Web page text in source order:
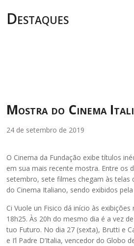
Destaques
Mostra do Cinema
24 de setembro de 2019
O Cinema da Fundação exibe títulos
em sua mais recente mostra. Entre os
setembro, sete filmes chegam às
do Cinema Italiano, sendo exibidos
Ci Vuole un Fisico dá início às
18h25. Às 20h do mesmo dia é a vez
tuo Futuro. No dia 27 (sexta), Brutti e
e I’l Padre D’Italia, vencedor do Globo